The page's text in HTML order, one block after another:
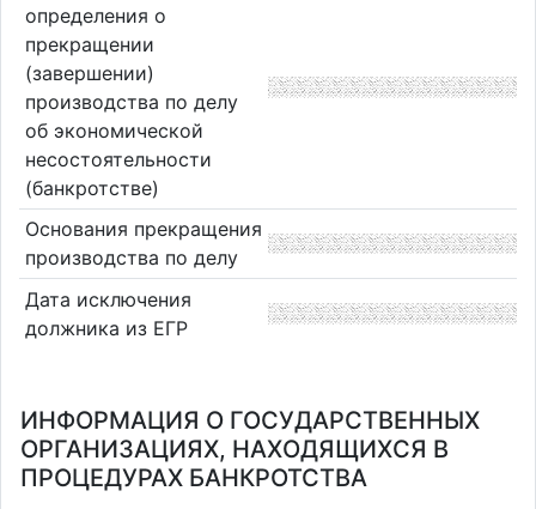
определения о
прекращении
(завершении)
производства по делу
об экономической
несостоятельности
(банкротстве)
Основания прекращения
производства по делу
Дата исключения
должника из ЕГР
ИНФОРМАЦИЯ О ГОСУДАРСТВЕННЫХ
ОРГАНИЗАЦИЯХ, НАХОДЯЩИХСЯ В
ПРОЦЕДУРАХ БАНКРОТСТВА